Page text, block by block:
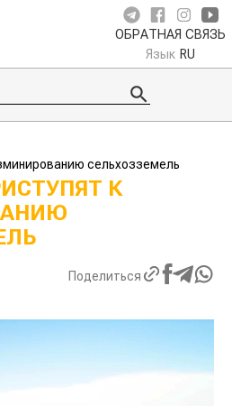
ОБРАТНАЯ СВЯЗЬ
Язык RU
сельхозземель
К
Поделиться